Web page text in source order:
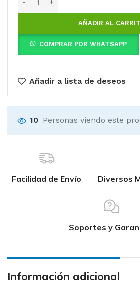
AÑADIR AL
COMPRAR POR WHATSAPP
Añadir a lista de deseos
10 Personas viendo este
Facilidad de Envío Diversos
Soportes y
Información adicional